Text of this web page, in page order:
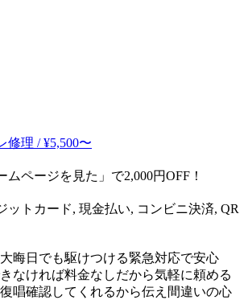
修理 / ¥5,500〜
ムページを見た」で2,000円OFF！
ットカード, 現金払い, コンビニ決済, QR
晦日でも駆けつける緊急対応で安心
なければ料金なしだから気軽に頼める
唱確認してくれるから伝え間違いの心